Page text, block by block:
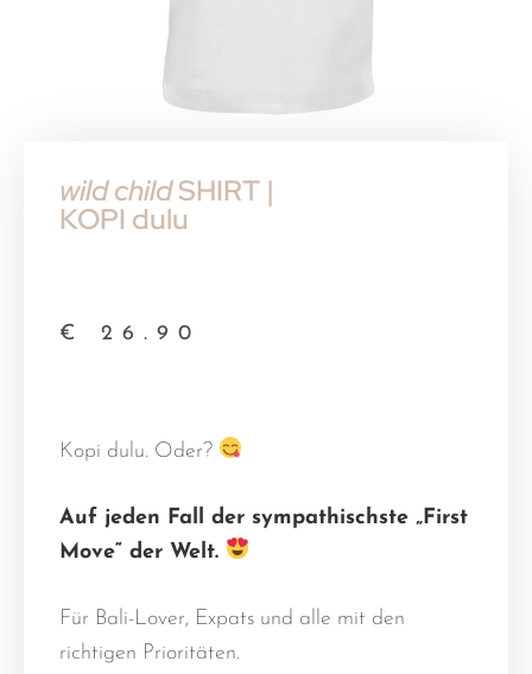
wild childSHIRT |
KOPI dulu
€ 26.90
Kopi dulu. Oder?
Auf jeden Fall der sympathischste „First
Move“ der Welt.
Für Bali-Lover, Expats und alle mit den
richtigen Prioritäten.